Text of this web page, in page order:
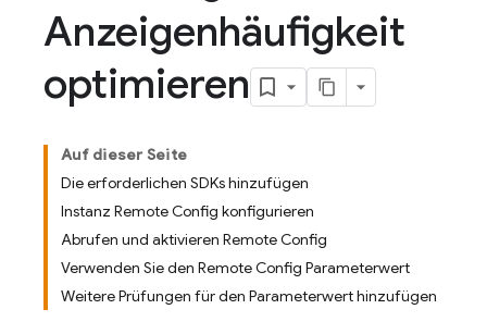
Anzeigenhäufigkeit
optimieren
Auf dieser Seite
Die erforderlichen SDKs hinzufügen
Instanz Remote Config konfigurieren
Abrufen und aktivieren Remote Config
Verwenden Sie den Remote Config Parameterwert
Weitere Prüfungen für den Parameterwert hinzufügen